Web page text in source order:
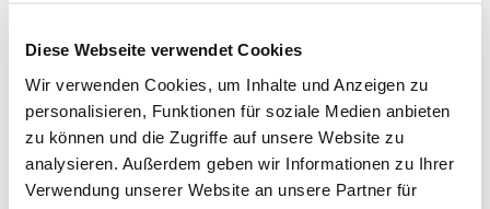
Diese Webseite verwendet Cookies
Wir verwenden Cookies, um Inhalte und Anzeigen zu
personalisieren, Funktionen für soziale Medien anbieten
zu können und die Zugriffe auf unsere Website zu
analysieren. Außerdem geben wir Informationen zu Ihrer
Verwendung unserer Website an unsere Partner für